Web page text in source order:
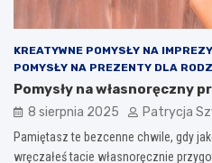
KREATYWNE POMYSŁY NA IMPREZY
POMYSŁY NA PREZENTY DLA
Pomysły na własnoręczny
8 sierpnia 2025 Patrycja
Pamiętasz te bezcenne chwile, gdy
wręczałeś tacie własnoręcznie